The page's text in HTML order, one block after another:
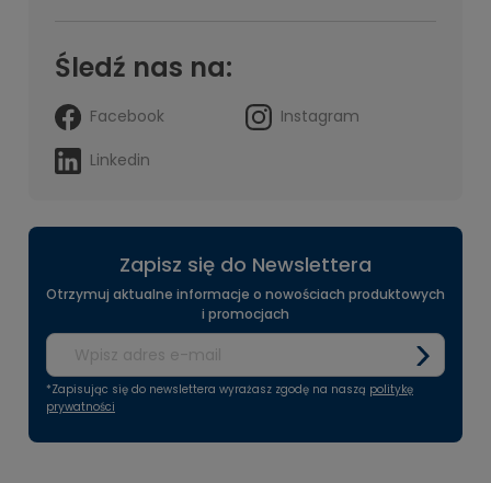
Śledź nas na:
Facebook
Instagram
Linkedin
Zapisz się do Newslettera
Otrzymuj aktualne informacje o nowościach produktowych
i promocjach
*Zapisując się do newslettera wyrażasz zgodę na naszą politykę
prywatności